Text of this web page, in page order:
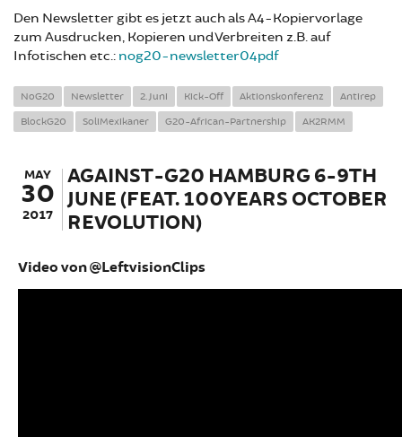
Den Newsletter gibt es jetzt auch als A4-Kopiervorlage
zum Ausdrucken, Kopieren und Verbreiten z.B. auf
Infotischen etc.: nog20-newsletter04pdf
NoG20 Newsletter 2. Juni Kick-Off Aktionskonferenz Antirep
BlockG20 SoliMexikaner G20-African-Partnership AK2RMM
MAY
30
2017
AGAINST-G20 HAMBURG 6-9TH
JUNE (FEAT. 100YEARS OCTOBER
REVOLUTION)
Video von @LeftvisionClips